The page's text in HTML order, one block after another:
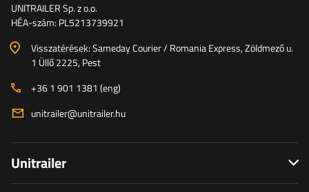
UNITRAILER Sp. z o.o.
HÉA-szám: PL5213739921
Visszatérések: Sameday Courier / Romania Express, Zöldmező u.
1 Üllő 2225, Pest
+36 1 901 1381 (eng)
unitrailer@unitrailer.hu
Unitrailer